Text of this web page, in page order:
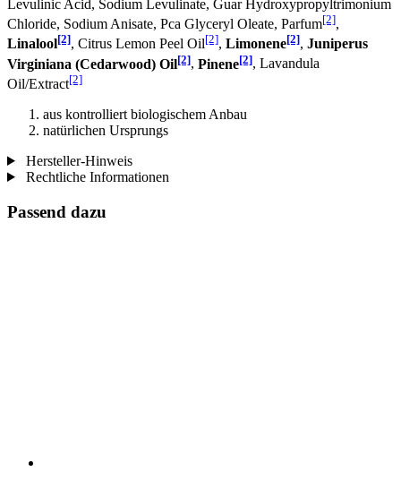
Levulinic Acid, Sodium Levulinate, Guar Hydroxypropyltrimonium
Chloride, Sodium Anisate, Pca Glyceryl Oleate, Parfum[2],
Linalool[2], Citrus Lemon Peel Oil[2], Limonene[2], Juniperus
Virginiana (Cedarwood) Oil[2], Pinene[2], Lavandula
Oil/Extract[2]
aus kontrolliert biologischem Anbau
natürlichen Ursprungs
Hersteller-Hinweis
Rechtliche Informationen
Passend dazu